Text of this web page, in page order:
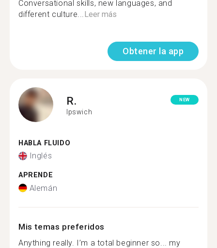
Conversational skills, new languages, and
different culture... Leer más
Obtener la app
R.
Ipswich
NEW
HABLA FLUIDO
Inglés
APRENDE
Alemán
Mis temas preferidos
Anything really. I’m a total beginner so... my